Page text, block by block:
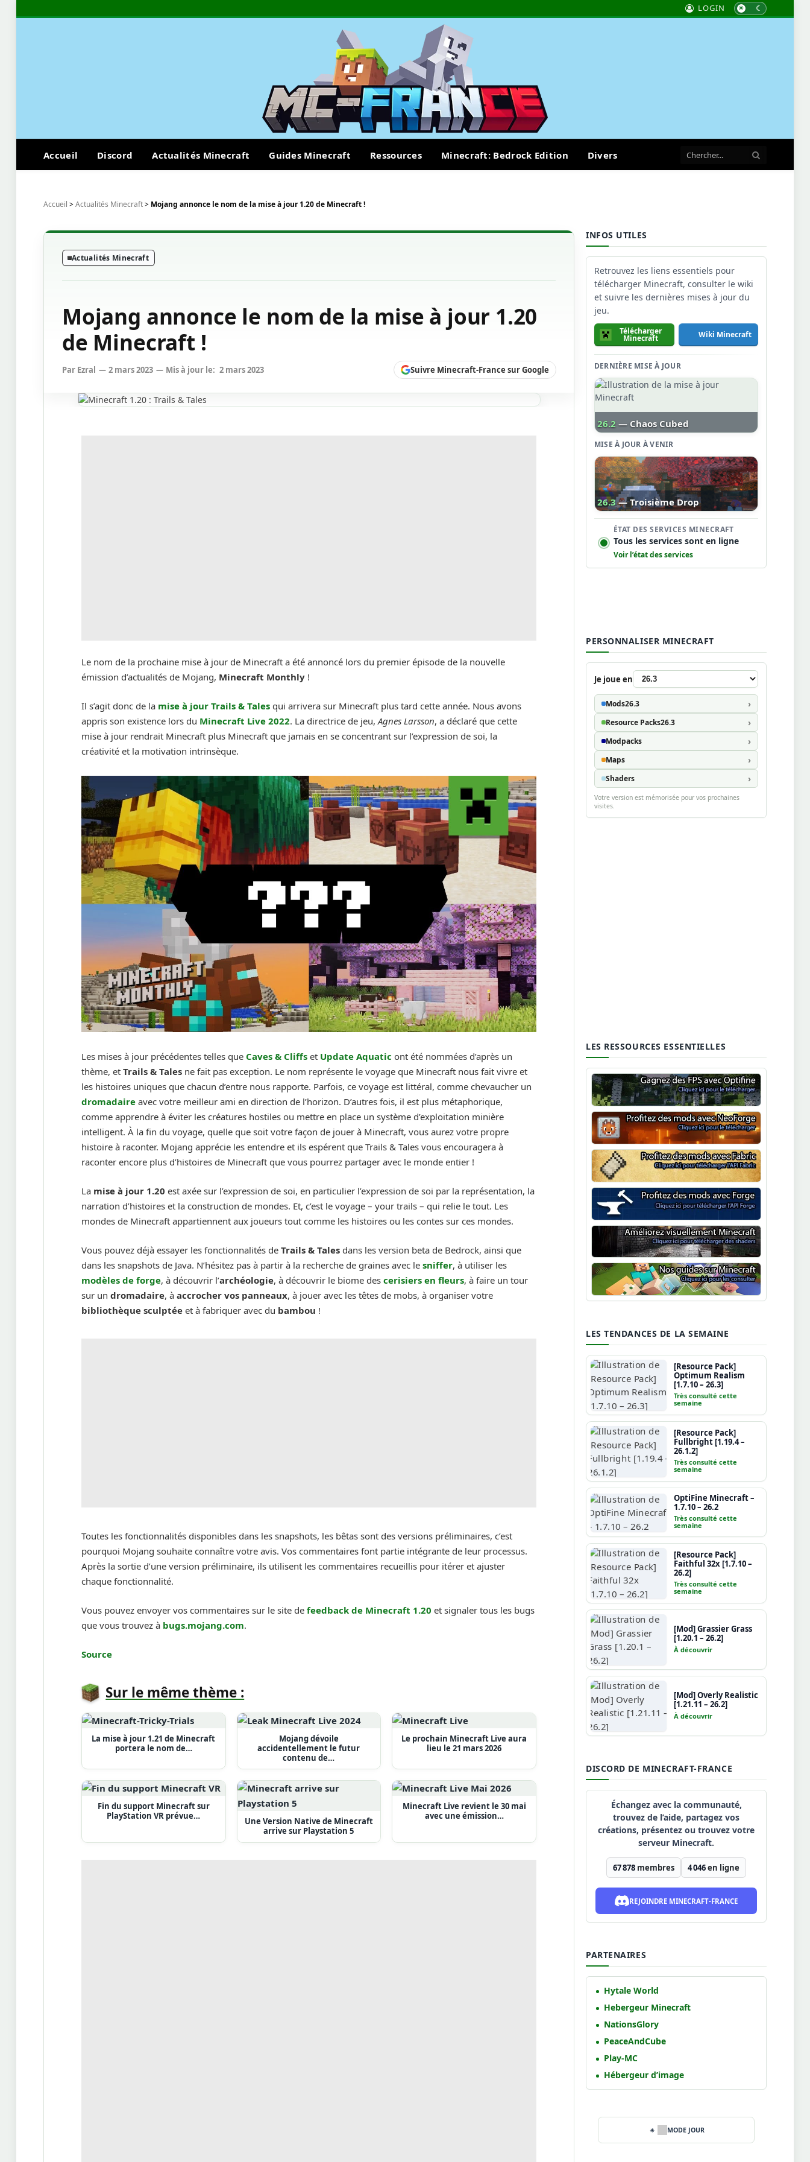
LOGIN
Accueil Discord Actualités Minecraft Guides Minecraft Ressources Minecraft: Bedrock Edition Divers
Accueil >Actualités Minecraft> Mojang annonce le nom de la mise à jour 1.20 de Minecraft !
Actualités Minecraft
Mojang annonce le nom de la mise à jour 1.20
de Minecraft !
Par Ezral 2 mars 2023 Mis à jour le: 2 mars 2023 Suivre Minecraft-France sur Google
Le nom de la prochaine mise à jour de Minecraft a été annoncé lors du premier épisode de la nouvelle
émission d’actualités de Mojang, Minecraft Monthly !
Il s’agit donc de la mise à jour Trails & Tales qui arrivera sur Minecraft plus tard cette année. Nous avons
appris son existence lors du Minecraft Live 2022. La directrice de jeu,Agnes Larsson, a déclaré que cette
mise à jour rendrait Minecraft plus Minecraft que jamais en se concentrant sur l’expression de soi, la
créativité et la motivation intrinsèque.
Les mises à jour précédentes telles que Caves & Cliffs et Update Aquatic ont été nommées d’après un
thème, etTrails & Tales ne fait pas exception. Le nom représente le voyage que Minecraft nous fait vivre et
les histoires uniques que chacun d’entre nous rapporte. Parfois, ce voyage est littéral, comme chevaucher un
dromadaire avec votre meilleur ami en direction de l’horizon. D’autres fois, il est plus métaphorique,
comme apprendre à éviter les créatures hostiles ou mettre en place un système d’exploitation minière
intelligent. À la fin du voyage, quelle que soit votre façon de jouer à Minecraft, vous aurez votre propre
histoire à raconter. Mojang apprécie les entendre et ils espérent que Trails & Tales vous encouragera à
raconter encore plus d’histoires de Minecraft que vous pourrez partager avec le monde entier !
La mise à jour 1.20 est axée sur l’expression de soi, en particulier l’expression de soi par la représentation, la
narration d’histoires et la construction de mondes. Et, c’est le voyage – your trails – qui relie le tout. Les
mondes de Minecraft appartiennent aux joueurs tout comme les histoires ou les contes sur ces mondes.
Vous pouvez déjà essayer les fonctionnalités deTrails & Tales dans les version beta de Bedrock, ainsi que
dans les snapshots de Java. N’hésitez pas à partir à la recherche de graines avec lesniffer, à utiliser les
modèles de forge, à découvrir l’archéologie, à découvrir le biome descerisiers en fleurs, à faire un tour
sur undromadaire, àaccrocher vos panneaux, à jouer avec les têtes de mobs, à organiser votre
bibliothèque sculptée et à fabriquer avec du bambou !
Toutes les fonctionnalités disponibles dans les snapshots, les bêtas sont des versions préliminaires, c’est
pourquoi Mojang souhaite connaître votre avis. Vos commentaires font partie intégrante de leur processus.
Après la sortie d’une version préliminaire, ils utilisent les commentaires recueillis pour itérer et ajuster
chaque fonctionnalité.
Vous pouvez envoyer vos commentaires sur le site defeedback de Minecraft 1.20 et signaler tous les bugs
que vous trouvez à bugs.mojang.com.
Source
Sur le même thème :
La mise à jour 1.21 de Minecraft
portera le nom de…
Mojang dévoile
accidentellement le futur
contenu de…
Le prochain Minecraft Live aura
lieu le 21 mars 2026
Fin du support Minecraft sur
PlayStation VR prévue…
Une Version Native de Minecraft
arrive sur Playstation 5
Minecraft Live revient le 30 mai
avec une émission…
INFOS UTILES
Retrouvez les liens essentiels pour
télécharger Minecraft, consulter le wiki
et suivre les dernières mises à jour du
jeu.
Télécharger
Minecraft Wiki Minecraft
DERNIÈRE MISE À JOUR
26.2 — Chaos Cubed
MISE À JOUR À VENIR
26.3 — Troisième Drop
ÉTAT DES SERVICES MINECRAFT
Tous les services sont en ligne
Voir l’état des services
PERSONNALISER MINECRAFT
Je joue en
Mods26.3
Resource Packs26.3
Modpacks
Maps
Shaders
Votre version est mémorisée pour vos prochaines
visites.
LES RESSOURCES ESSENTIELLES
Optifine
NeoForge
Minecraft Fabric
Minecraft Forge
Shaders Minecraft
Guide Minecraft
LES TENDANCES DE LA SEMAINE
[Resource Pack]
Optimum Realism
[1.7.10 – 26.3]
Très consulté cette
semaine
[Resource Pack]
Fullbright [1.19.4 –
26.1.2]
Très consulté cette
semaine
OptiFine Minecraft –
1.7.10 – 26.2
Très consulté cette
semaine
[Resource Pack]
Faithful 32x [1.7.10 –
26.2]
Très consulté cette
semaine
[Mod] Grassier Grass
[1.20.1 – 26.2]
À découvrir
[Mod] Overly Realistic
[1.21.11 – 26.2]
À découvrir
DISCORD DE MINECRAFT-FRANCE
Échangez avec la communauté,
trouvez de l’aide, partagez vos
créations, présentez ou trouvez votre
serveur Minecraft.
67 878 membres 4 046en ligne
REJOINDRE MINECRAFT-FRANCE
PARTENAIRES
Hytale World
Hebergeur Minecraft
NationsGlory
PeaceAndCube
Play-MC
Hébergeur d’image
MODE JOUR